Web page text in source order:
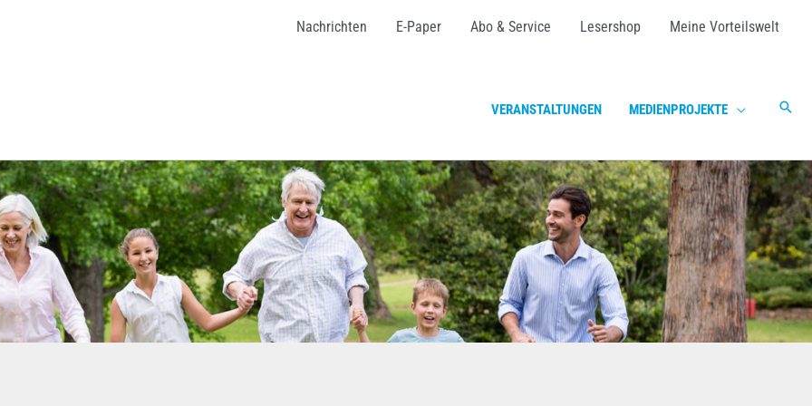
Nachrichten E-Paper Abo & Service Lesershop Meine Vorteilswelt
VERANSTALTUNGEN MEDIENPROJEKTE